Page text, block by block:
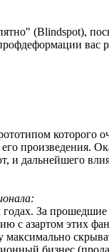
(Blindspot),
вас
которого
произведения.
и дальнейшего
годах. За
с азартом этих
максимально
бизнес